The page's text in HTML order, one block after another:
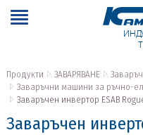
Продукти ЗАВАРЯВАНЕ
Заваръчни машини за ръчно-
Заваръчен инвертор ESAB
Заваръчен